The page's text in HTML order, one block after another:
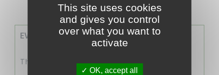
EVENEMENTS A VENIR
There are no events
This site uses cookies
and gives you control
over what you want to
activate
OK, accept all